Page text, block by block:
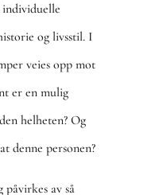
individuelle
og livsstil. I
veies opp mot
er en mulig
helheten? Og
denne personen?
av så